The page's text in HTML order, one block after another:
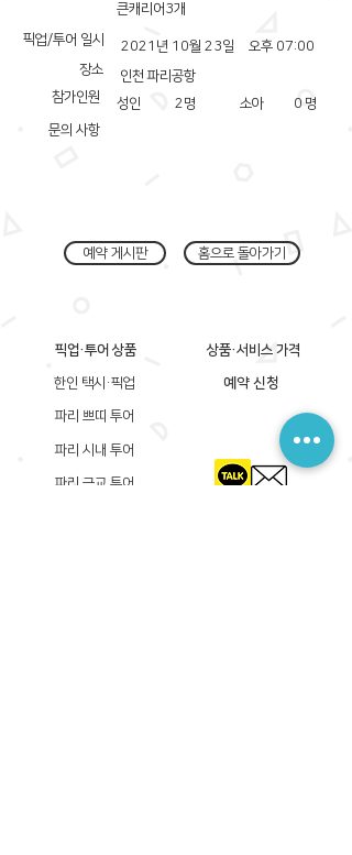
픽업/투어 일시
장소
참가인원
문의 사항
큰캐리어3개
2021년 10월 23일
오후 07:00
인천 파리공항
성인
2명 소아 0 명
예약 게시판 홈으로 돌아가기
픽업·투어 상품
한인 택시·픽업
상품·서비스 가격
예약 신청
파리 쁘띠 투어
파리 시내 투어
파리 근교 투어